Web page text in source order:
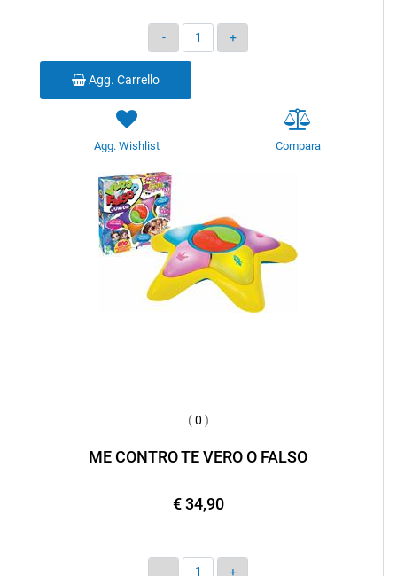
Quantità
Agg. Carrello
Agg. Wishlist Compara
(0 )
ME CONTRO TE VERO O FALSO
€ 34,90
Quantità